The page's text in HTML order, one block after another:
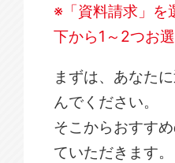
※「資料請求」を
下から1～2つお選
まずは、あなた
んでください。
そこからおすす
ていただきます。